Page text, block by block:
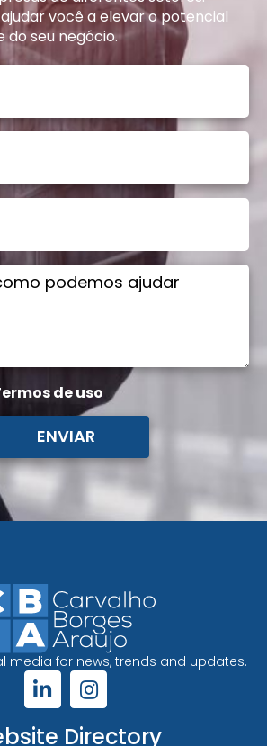
você a elevar o potencial
do seu negócio.
de uso
ENVIAR
media for news, trends and updates.
Directory